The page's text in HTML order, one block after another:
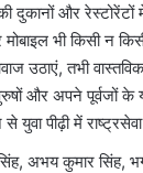
और रेस्टोरेंटों
भी किसी न
उठाएं, तभी
और अपने पूर्वजों के
पीढ़ी में
अभय कुमार सिंह,